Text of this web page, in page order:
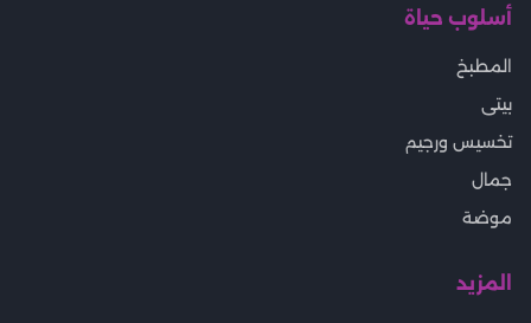
أسلوب حياة
المطبخ
بيتى
تخسيس ورجيم
جمال
موضة
المزيد